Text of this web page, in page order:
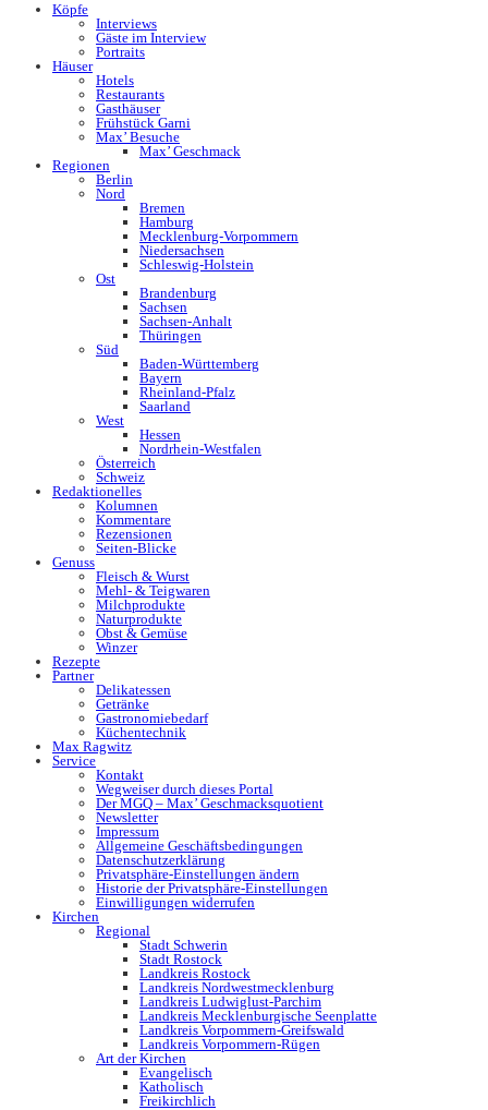
Köpfe
Interviews
Gäste im Interview
Portraits
Häuser
Hotels
Restaurants
Gasthäuser
Frühstück Garni
Max’ Besuche
Max’ Geschmack
Regionen
Berlin
Nord
Bremen
Hamburg
Mecklenburg-Vorpommern
Niedersachsen
Schleswig-Holstein
Ost
Brandenburg
Sachsen
Sachsen-Anhalt
Thüringen
Süd
Baden-Württemberg
Bayern
Rheinland-Pfalz
Saarland
West
Hessen
Nordrhein-Westfalen
Österreich
Schweiz
Redaktionelles
Kolumnen
Kommentare
Rezensionen
Seiten-Blicke
Genuss
Fleisch & Wurst
Mehl- & Teigwaren
Milchprodukte
Naturprodukte
Obst & Gemüse
Winzer
Rezepte
Partner
Delikatessen
Getränke
Gastronomiebedarf
Küchentechnik
Max Ragwitz
Service
Kontakt
Wegweiser durch dieses Portal
Der MGQ – Max’ Geschmacksquotient
Newsletter
Impressum
Allgemeine Geschäftsbedingungen
Datenschutzerklärung
Privatsphäre-Einstellungen ändern
Historie der Privatsphäre-Einstellungen
Einwilligungen widerrufen
Kirchen
Regional
Stadt Schwerin
Stadt Rostock
Landkreis Rostock
Landkreis Nordwestmecklenburg
Landkreis Ludwiglust-Parchim
Landkreis Mecklenburgische Seenplatte
Landkreis Vorpommern-Greifswald
Landkreis Vorpommern-Rügen
Art der Kirchen
Evangelisch
Katholisch
Freikirchlich